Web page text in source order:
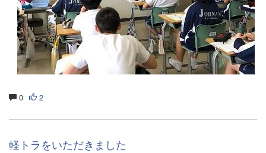
0 2
軽トラをいただきました